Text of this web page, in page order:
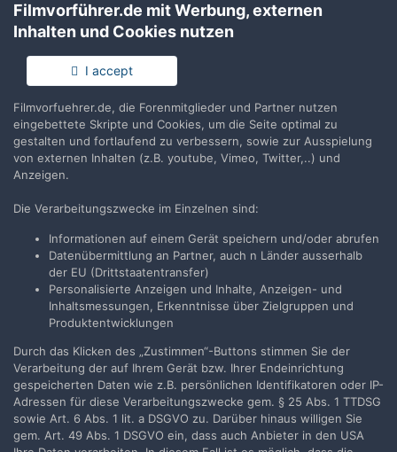
Du hast bereits ein Benutzerkonto? Melde Dich hier an.
Jetzt anmelden
Teilen Folgen
Zur Themenübersicht
Filmvorführer.de via Google durchsuchen:
Sprache
Impressum / Datenschutzerklärung
Nutzungsbedingungen
Filmvorführer.de mit Werbung, externen
Inhalten und Cookies nutzen
I accept
Filmvorfuehrer.de, die Forenmitglieder und Partner nutzen
eingebettete Skripte und Cookies, um die Seite optimal zu
gestalten und fortlaufend zu verbessern, sowie zur Ausspielung
von externen Inhalten (z.B. youtube, Vimeo, Twitter,..) und
Anzeigen.
Die Verarbeitungszwecke im Einzelnen sind:
Informationen auf einem Gerät speichern und/oder abrufen
Datenübermittlung an Partner, auch n Länder ausserhalb
der EU (Drittstaatentransfer)
Personalisierte Anzeigen und Inhalte, Anzeigen- und
Inhaltsmessungen, Erkenntnisse über Zielgruppen und
Produktentwicklungen
Durch das Klicken des „Zustimmen“-Buttons stimmen Sie der
Verarbeitung der auf Ihrem Gerät bzw. Ihrer Endeinrichtung
gespeicherten Daten wie z.B. persönlichen Identifikatoren oder IP-
Adressen für diese Verarbeitungszwecke gem. § 25 Abs. 1 TTDSG
sowie Art. 6 Abs. 1 lit. a DSGVO zu. Darüber hinaus willigen Sie
gem. Art. 49 Abs. 1 DSGVO ein, dass auch Anbieter in den USA